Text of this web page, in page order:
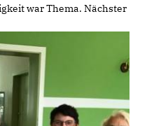
war Thema. Nächster